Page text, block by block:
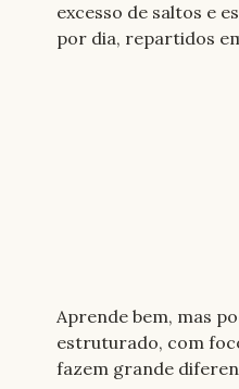
excesso de saltos e
por dia, repartidos
Aprende bem, mas
estruturado, com
fazem grande